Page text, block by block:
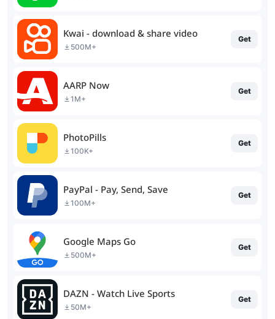
Kwai - download & share video
500M+
Get
AARP Now
1M+
Get
PhotoPills
100K+
Get
PayPal - Pay, Send, Save
100M+
Get
Google Maps Go
500M+
Get
DAZN - Watch Live Sports
50M+
Get